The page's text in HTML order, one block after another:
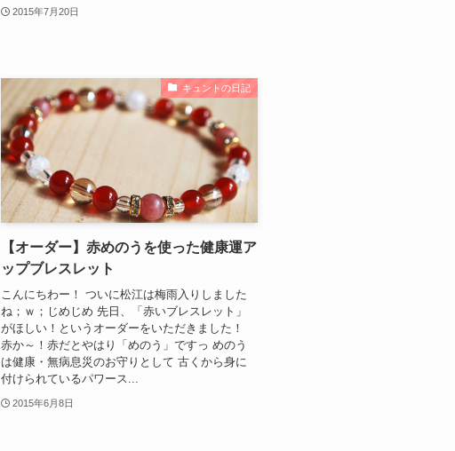
2015年7月20日
キュントの日記
【オーダー】赤めのうを使った健康運ア
ップブレスレット
こんにちわー！ ついに松江は梅雨入りしました
ね；ｗ；じめじめ 先日、「赤いブレスレット」
がほしい！というオーダーをいただきました！
赤か～！赤だとやはり「めのう」ですっ めのう
は健康・無病息災のお守りとして 古くから身に
付けられているパワース...
2015年6月8日